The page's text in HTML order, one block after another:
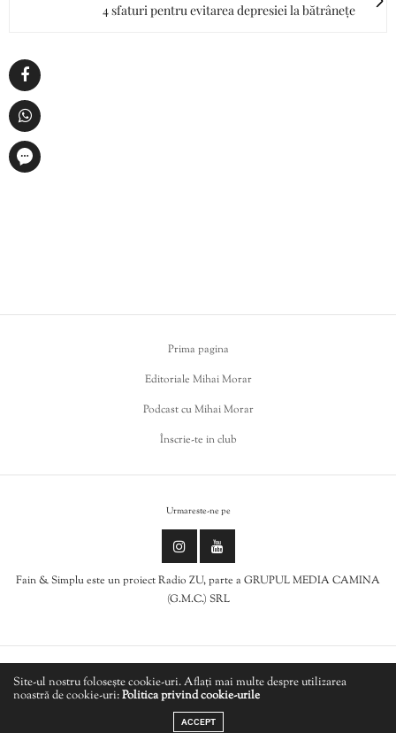
SLACKWAX - Midnight
4 sfaturi pentru evitarea depresiei la bătrânețe
Prima pagina
Editoriale Mihai Morar
Podcast cu Mihai Morar
Înscrie-te in club
Urmareste-ne pe
Fain & Simplu este un proiect Radio ZU, parte a GRUPUL MEDIA CAMINA
(G.M.C.) SRL
Politica de cookies
Politică de confidențialitate
Site-ul nostru folosește cookie-uri. Aflați mai multe despre utilizarea
noastră de cookie-uri:Politica privind cookie-urile
ACCEPT